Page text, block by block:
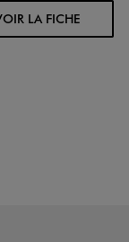
LA FICHE